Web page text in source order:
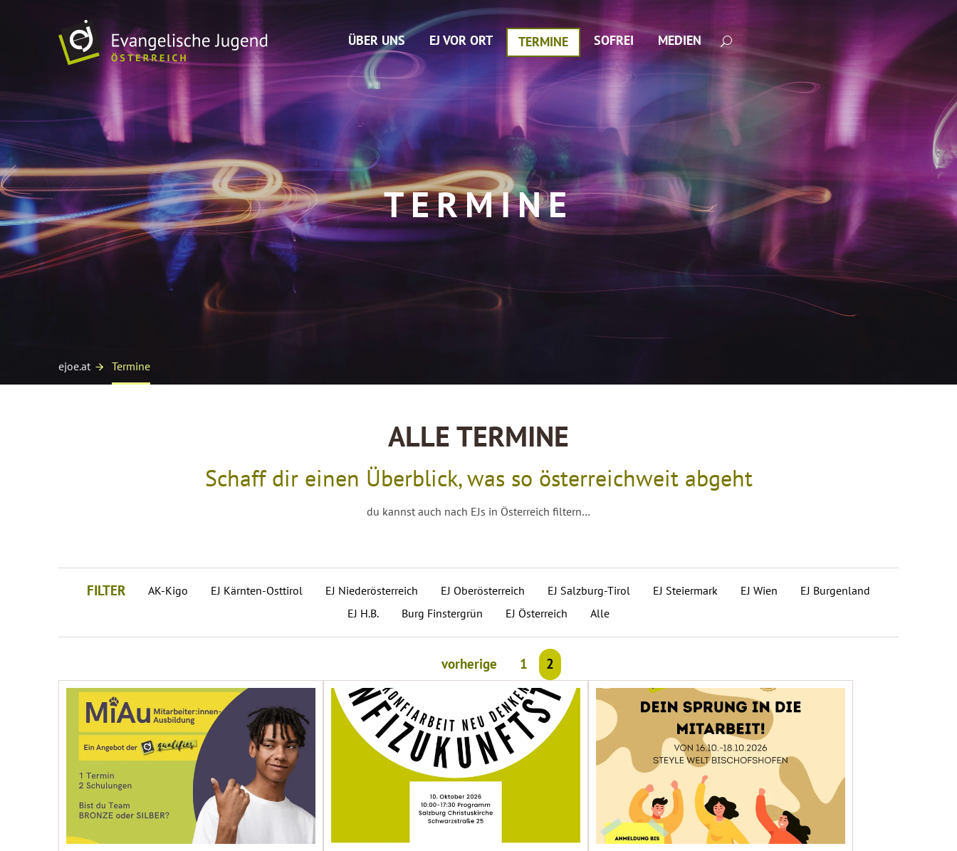
ÜBER UNS EJ VOR ORT TERMINE SOFREI MEDIEN
TERMINE
ejoe.at Termine
ALLE TERMINE
Schaff dir einen Überblick, was so österreichweit abgeht
du kannst auch nach EJs in Österreich filtern…
FILTER AK-Kigo EJ Kärnten-Osttirol EJ Niederösterreich EJ Oberösterreich EJ Salzburg-Tirol EJ Steiermark EJ Wien
EJ Burgenland
EJ H.B.
Burg Finstergrün EJ Österreich Alle
vorherige 1 2